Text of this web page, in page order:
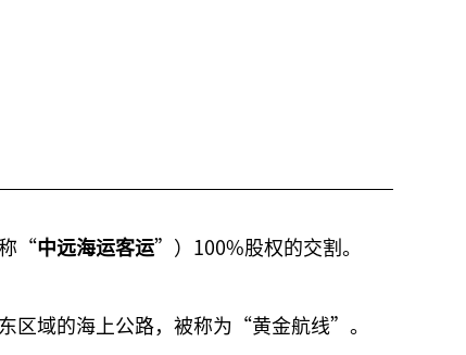
称“中远海运客运”）100%股权的交割。
区域的海上公路，被称为“黄金航线”。